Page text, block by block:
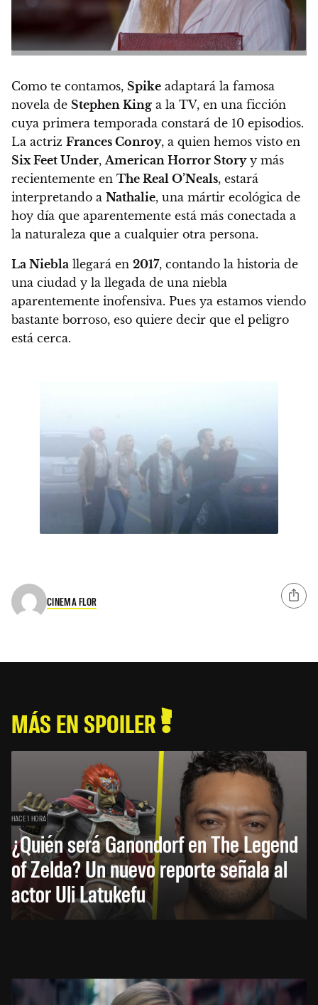
Como te contamos, Spike adaptará la famosa
novela de Stephen King a la TV, en una ficción
cuya primera temporada constará de 10 episodios.
La actriz Frances Conroy, a quien hemos visto en
Six Feet Under,American Horror Storyy más
recientemente en The Real O’Neals, estará
interpretando a Nathalie, una mártir ecológica de
hoy día que aparentemente está más conectada a
la naturaleza que a cualquier otra persona.
La Niebla llegará en 2017, contando la historia de
una ciudad y la llegada de una niebla
aparentemente inofensiva. Pues ya estamos viendo
bastante borroso, eso quiere decir que el peligro
está cerca.
CINEMA FLOR
MÁS EN SPOILER
HACE 1 HORA
¿Quién será Ganondorf en The Legend
of Zelda? Un nuevo reporte señala al
actor Uli Latukefu